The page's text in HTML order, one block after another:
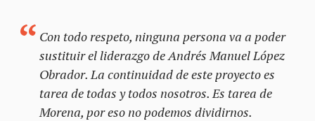
Con todo respeto, ninguna persona va a poder
sustituir el liderazgo de Andrés Manuel López
Obrador. La continuidad de este proyecto es
tarea de todas y todos nosotros. Es tarea de
Morena, por eso no podemos dividirnos.